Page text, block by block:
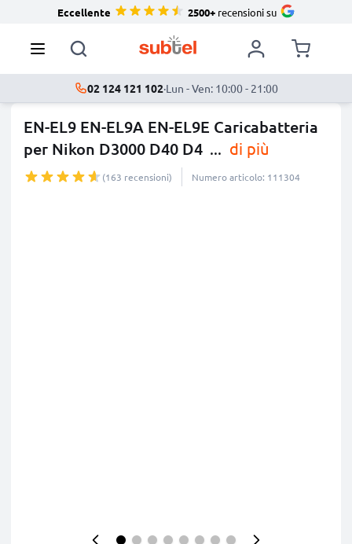
Eccellente 2500+recensioni su
02 124 121 102·Lun - Ven: 10:00 - 21:00
EN-EL9 EN-EL9A EN-EL9E Caricabatteria
per Nikon D3000 D40 D4 ... di più
(163 recensioni) Numero articolo: 111304